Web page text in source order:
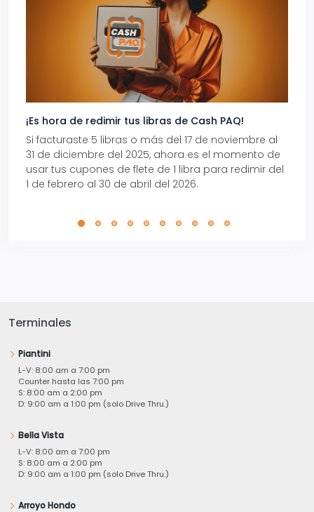
¡Es hora de redimir tus libras de Cash PAQ!
Si facturaste 5 libras o más del 17 de noviembre al
31 de diciembre del 2025, ahora es el momento de
usar tus cupones de flete de 1 libra para redimir del
1 de febrero al 30 de abril del 2026.
Terminales
Piantini
L-V: 8:00 am a 7:00 pm
Counter hasta las 7:00 pm
S: 8:00 am a 2:00 pm
D: 9:00 am a 1:00 pm (solo Drive Thru.)
Bella Vista
L-V: 8:00 am a 7:00 pm
S: 8:00 am a 2:00 pm
D: 9:00 am a 1:00 pm (solo Drive Thru.)
Arroyo Hondo